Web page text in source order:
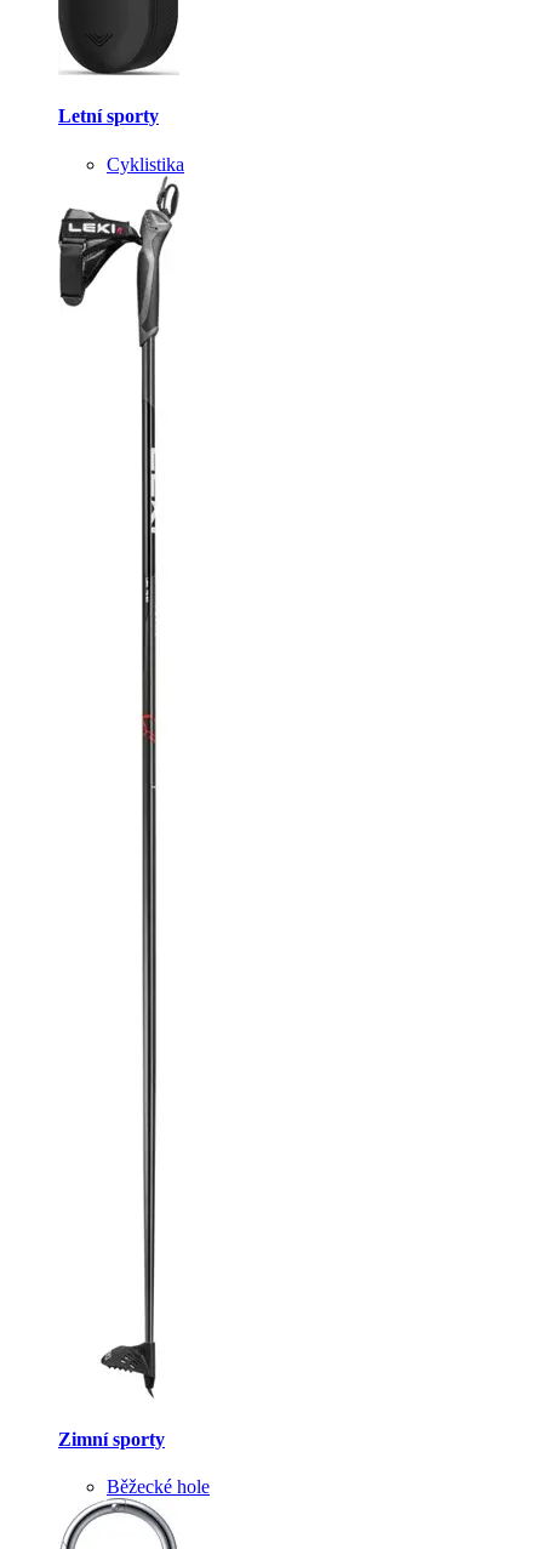
Letní sporty
Cyklistika
Zimní sporty
Běžecké hole